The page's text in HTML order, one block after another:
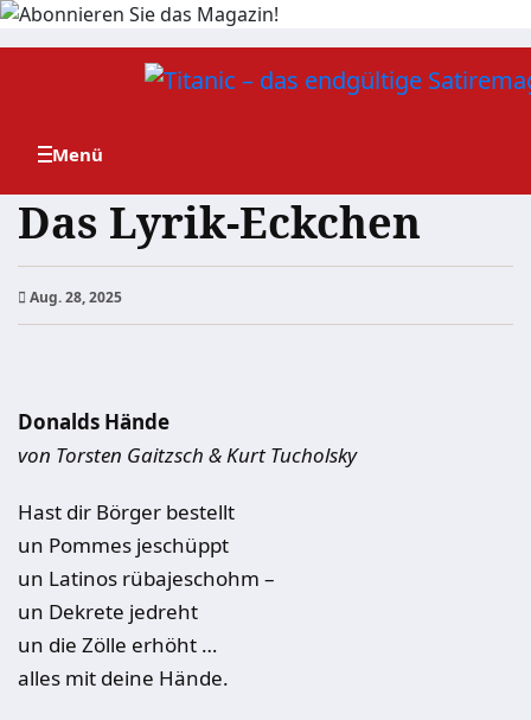
Zum
Das Lyrik-Eckchen
Aug. 28, 2025
Donalds Hände
von Torsten Gaitzsch & Kurt Tucholsky
Hast dir Börger bestellt
un Pommes jeschüppt
un Latinos rübajeschohm –
un Dekrete jedreht
un die Zölle erhöht …
alles mit deine Hände.